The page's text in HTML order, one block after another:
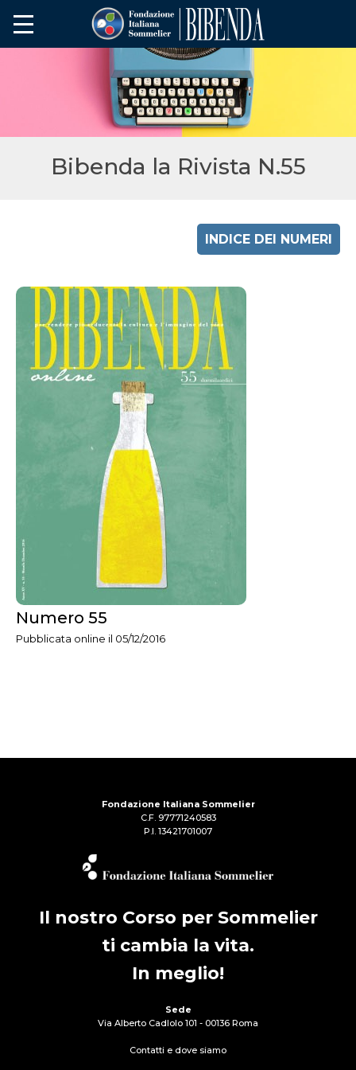
Bibenda la Rivista N.55
INDICE DEI NUMERI
Numero 55
Pubblicata online il 05/12/2016
Fondazione Italiana Sommelier
C.F. 97771240583
P.I. 13421701007
Il nostro Corso per Sommelier
ti cambia la vita.
In meglio!
Sede
Via Alberto Cadlolo 101 - 00136 Roma
Contatti e dove siamo